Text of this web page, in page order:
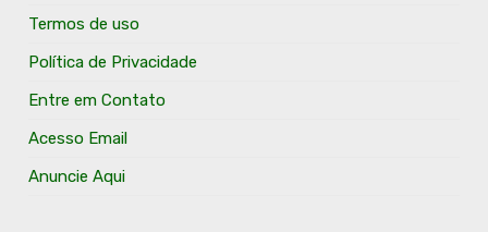
Termos de uso
Política de Privacidade
Entre em Contato
Acesso Email
Anuncie Aqui